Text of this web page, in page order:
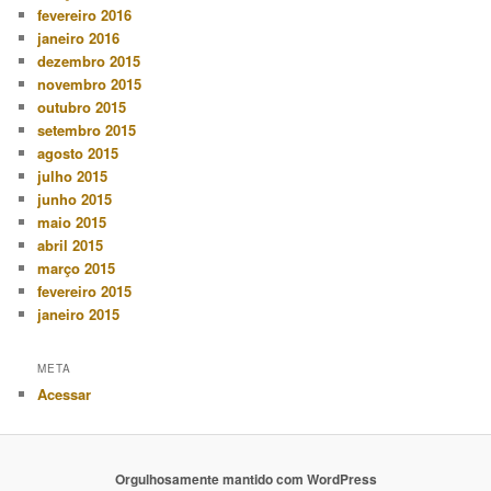
fevereiro 2016
janeiro 2016
dezembro 2015
novembro 2015
outubro 2015
setembro 2015
agosto 2015
julho 2015
junho 2015
maio 2015
abril 2015
março 2015
fevereiro 2015
janeiro 2015
META
Acessar
Orgulhosamente mantido com WordPress